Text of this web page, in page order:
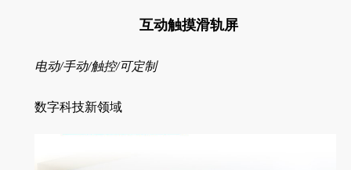
互动触摸滑轨屏
电动/手动/触控/可定制
数字科技新领域